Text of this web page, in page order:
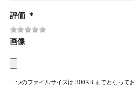
評価 ＊
画像
一つのファイルサイズは 300KB までとなって